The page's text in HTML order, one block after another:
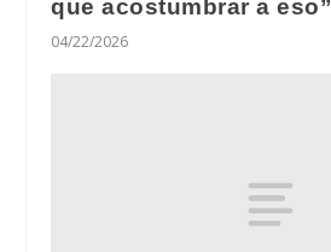
que acostumbrar a eso”
04/22/2026